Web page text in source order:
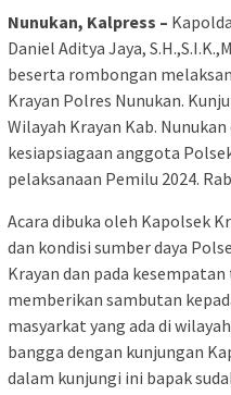
Nunukan, Kalpress –
Daniel Aditya Jaya,
beserta rombongan
Krayan Polres Nunukan.
Wilayah Krayan Kab.
kesiapsiagaan anggota
pelaksanaan Pemilu 2024.
Acara dibuka oleh Kapolsek
dan kondisi sumber daya
Krayan dan pada
memberikan sambutan
masyarkat yang ada di
bangga dengan kunjungan
dalam kunjungi ini bapak